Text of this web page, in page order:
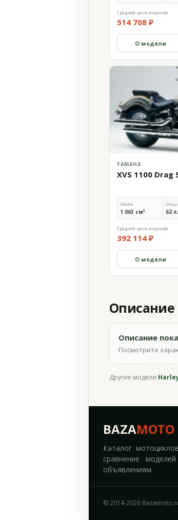
Средняя цена в архиве
514 708 ₽
О модели
YAMAHA
XVS 1100 Drag
Объём
1 063 см³ 62
Средняя цена в архиве
392 114 ₽
О модели
Описание
Описание
Посмотрите
Другие модели
BAZAMOTO
Каталог
сравнение
объявлениям.
© 2014-2026